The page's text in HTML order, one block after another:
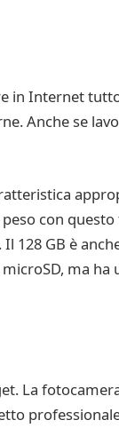
in Internet
Anche se
con
GB è
ma ha
La